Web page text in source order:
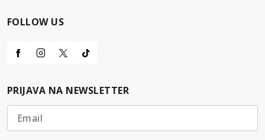
FOLLOW US
PRIJAVA NA NEWSLETTER
Email